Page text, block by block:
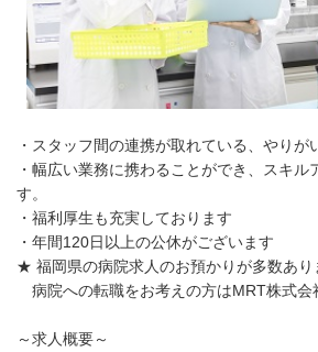
・スタッフ間の連携が取れている、やりが
・幅広い業務に携わることができ、スキル
す。
・福利厚生も充実しております
・年間120日以上の公休がございます
★ 福岡県の病院求人のお預かりが多数あり
病院への転職をお考えの方はMRT株式会
～求人概要～